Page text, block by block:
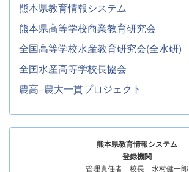
熊本県教育情報システム
熊本県高等学校商業教育研究会
全国高等学校水産教育研究会(全水研)
全国水産高等学校長協会
農高−農大一貫プロジェクト
熊本県教育情報システム
登録機関
管理責任者 校長 水村健一郎